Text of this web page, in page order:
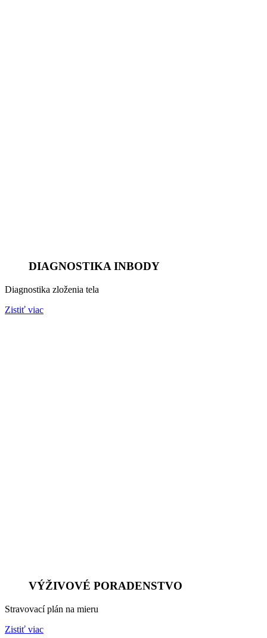
DIAGNOSTIKA INBODY
Diagnostika zloženia tela
Zistiť viac
VÝŽIVOVÉ PORADENSTVO
Stravovací plán na mieru
Zistiť viac